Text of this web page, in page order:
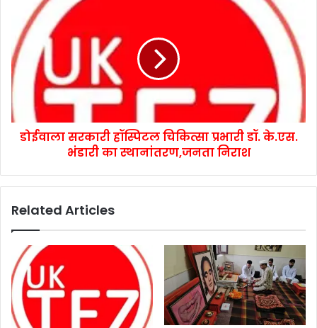
डोईवाला सरकारी हॉस्पिटल चिकित्सा प्रभारी डॉ. के.एस.
भंडारी का स्थानांतरण,जनता निराश
Related Articles